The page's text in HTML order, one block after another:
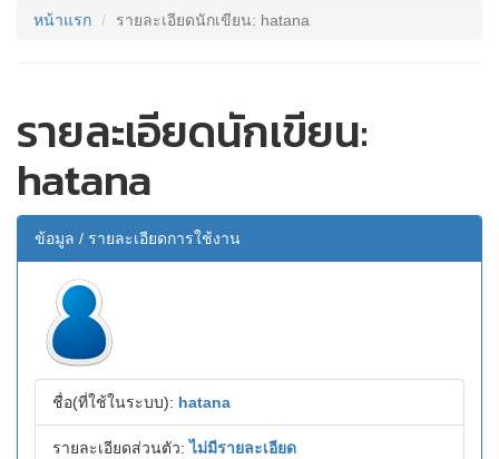
หน้าแรก รายละเอียดนักเขียน: hatana
รายละเอียดนักเขียน:
hatana
ข้อมูล / รายละเอียดการใช้งาน
ชื่อ(ที่ใช้ในระบบ): hatana
รายละเอียดส่วนตัว:ไม่มีรายละเอียด